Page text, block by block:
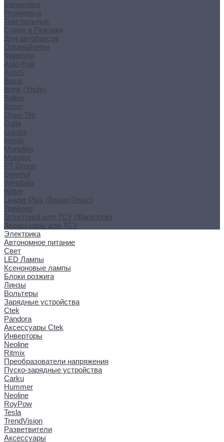
Багажника
Резиновые
Текстильные
Сумки и Рюкзаки
Для автобоксов
Органайзеры
Фаркопы
Auto-Hak
AvtoS
Bosal
Brink (Thule)
Baltex
Bizon
Draw-Tite
Galia
Garant
Imiola
Monoflex
Motodor
PT Group
Steinhof
Westfalia
Witter
Leader Plus (Лидер Плюс)
Трейлер
Электрика для ТСУ (Фаркопов)
Аксессуары для ТСУ
Электрика
Автономное питание
Свет
LED Лампы
Ксеноновые лампы
Блоки розжига
Линзы
Вольтеры
Зарядные устройства
Ctek
Pandora
Аксессуары Ctek
Инверторы
Neoline
Ritmix
Преобразователи напряжения
Пуско-зарядные устройства
Carku
Hummer
Neoline
RoyPow
Tesla
TrendVision
Разветвители
Аксессуары